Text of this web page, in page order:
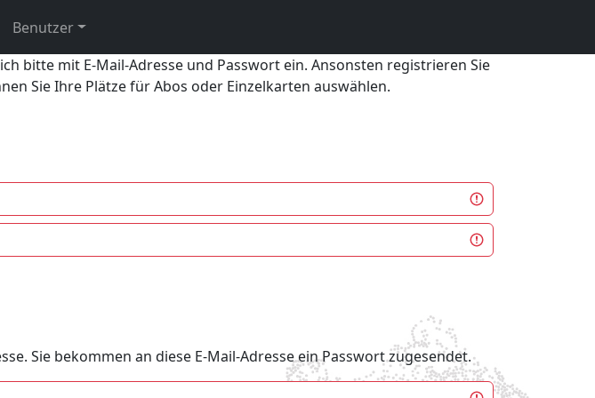
Benutzer
bitte mit E-Mail-Adresse und Passwort ein. Ansonsten registrieren Sie
Sie Ihre Plätze für Abos oder Einzelkarten auswählen.
Sie bekommen an diese E-Mail-Adresse ein Passwort zugesendet.